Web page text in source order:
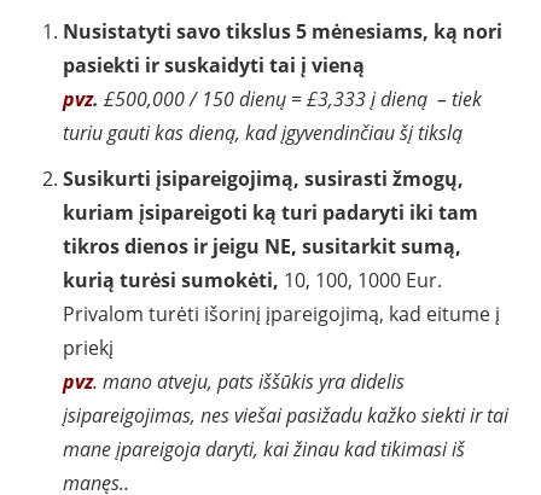
Nusistatyti savo tikslus 5 mėnesiams, ką nori
pasiekti ir suskaidyti tai į vieną
pvz. £500,000 / 150 dienų = £3,333 į dieną – tiek
turiu gauti kas dieną, kad įgyvendinčiau šį tikslą
Susikurti įsipareigojimą, susirasti žmogų,
kuriam įsipareigoti ką turi padaryti iki tam
tikros dienos ir jeigu NE, susitarkit sumą,
kurią turėsi sumokėti, 10, 100, 1000 Eur.
Privalom turėti išorinį įpareigojimą, kad eitume į
priekį
pvz. mano atveju, pats iššūkis yra didelis
įsipareigojimas, nes viešai pasižadu kažko siekti ir tai
mane įpareigoja daryti, kai žinau kad tikimasi iš
manęs..